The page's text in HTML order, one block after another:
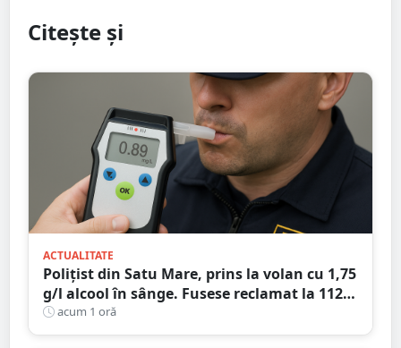
Citește și
ACTUALITATE
Polițist din Satu Mare, prins la volan cu 1,75
g/l alcool în sânge. Fusese reclamat la 112
că circula pe contrasens
acum 1 oră